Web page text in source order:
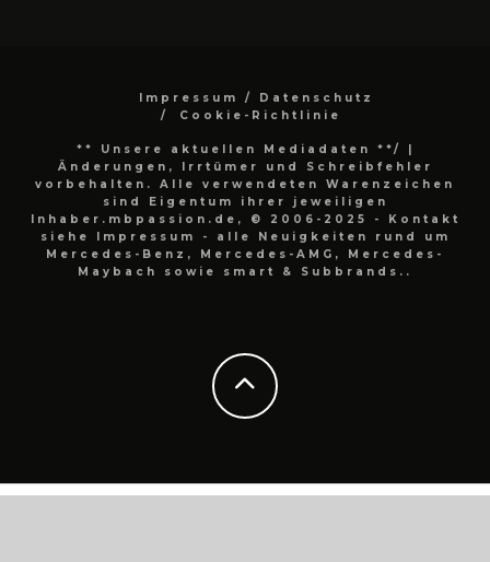
Impressum / Datenschutz
Cookie-Richtlinie
** Unsere aktuellen Mediadaten **/
|
Änderungen, Irrtümer und Schreibfehler
vorbehalten. Alle verwendeten Warenzeichen
sind Eigentum ihrer jeweiligen
Inhaber.mbpassion.de, © 2006-2025 - Kontakt
siehe Impressum - alle Neuigkeiten rund um
Mercedes-Benz, Mercedes-AMG, Mercedes-
Maybach sowie smart & Subbrands..